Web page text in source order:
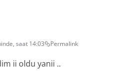
saat 14:03 Permalink
ii oldu yanii ..